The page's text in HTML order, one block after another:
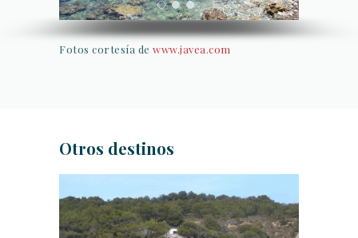
Fotos cortesía de www.javea.com
Otros destinos